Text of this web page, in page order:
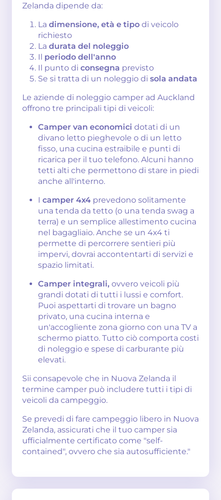
Zelanda dipende da:
La dimensione, età e tipo di veicolo
richiesto
La durata del noleggio
Il periodo dell'anno
Il punto di consegna previsto
Se si tratta di un noleggio di sola andata
Le aziende di noleggio camper ad Auckland
offrono tre principali tipi di veicoli:
Camper van economici dotati di un
divano letto pieghevole o di un letto
fisso, una cucina estraibile e punti di
ricarica per il tuo telefono. Alcuni hanno
tetti alti che permettono di stare in piedi
anche all'interno.
I camper 4x4 prevedono solitamente
una tenda da tetto (o una tenda swag a
terra) e un semplice allestimento cucina
nel bagagliaio. Anche se un 4x4 ti
permette di percorrere sentieri più
impervi, dovrai accontentarti di servizi e
spazio limitati.
Camper integrali, ovvero veicoli più
grandi dotati di tutti i lussi e comfort.
Puoi aspettarti di trovare un bagno
privato, una cucina interna e
un'accogliente zona giorno con una TV a
schermo piatto. Tutto ciò comporta costi
di noleggio e spese di carburante più
elevati.
Sii consapevole che in Nuova Zelanda il
termine camper può includere tutti i tipi di
veicoli da campeggio.
Se prevedi di fare campeggio libero in Nuova
Zelanda, assicurati che il tuo camper sia
ufficialmente certificato come "self-
contained", ovvero che sia autosufficiente."